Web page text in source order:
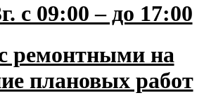
с 09:00 – до 17:00
ремонтными на
плановых работ